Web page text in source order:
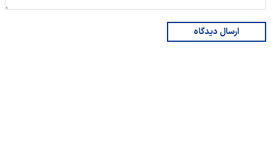
ارسال دیدگاه